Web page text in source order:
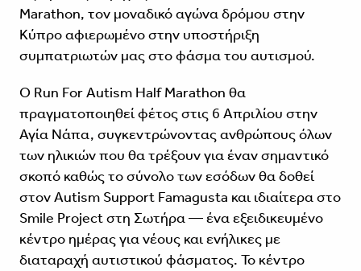
Marathon, τον μοναδικό αγώνα δρόμου στην
Κύπρο αφιερωμένο στην υποστήριξη
συμπατριωτών μας στο φάσμα του αυτισμού.
Ο Run For Autism Half Marathon θα
πραγματοποιηθεί φέτος στις 6 Απριλίου στην
Αγία Νάπα, συγκεντρώνοντας ανθρώπους όλων
των ηλικιών που θα τρέξουν για έναν σημαντικό
σκοπό καθώς το σύνολο των εσόδων θα δοθεί
στον Autism Support Famagusta και ιδιαίτερα στο
Smile Project στη Σωτήρα — ένα εξειδικευμένο
κέντρο ημέρας για νέους και ενήλικες με
διαταραχή αυτιστικού φάσματος. Το κέντρο